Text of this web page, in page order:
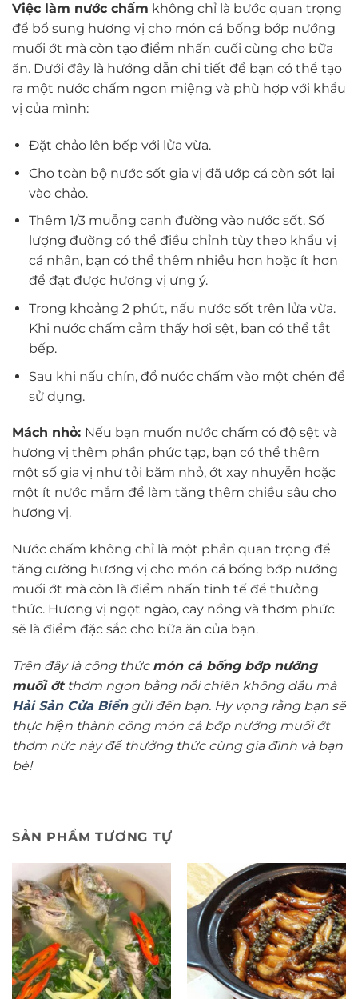
Việc làm nước chấm không chỉ là bước quan trọng
để bổ sung hương vị cho món cá bống bớp nướng
muối ớt mà còn tạo điểm nhấn cuối cùng cho bữa
ăn. Dưới đây là hướng dẫn chi tiết để bạn có thể tạo
ra một nước chấm ngon miệng và phù hợp với khẩu
vị của mình:
Đặt chảo lên bếp với lửa vừa.
Cho toàn bộ nước sốt gia vị đã ướp cá còn sót lại
vào chảo.
Thêm 1/3 muỗng canh đường vào nước sốt. Số
lượng đường có thể điều chỉnh tùy theo khẩu vị
cá nhân, bạn có thể thêm nhiều hơn hoặc ít hơn
để đạt được hương vị ưng ý.
Trong khoảng 2 phút, nấu nước sốt trên lửa vừa.
Khi nước chấm cảm thấy hơi sệt, bạn có thể tắt
bếp.
Sau khi nấu chín, đổ nước chấm vào một chén để
sử dụng.
Mách nhỏ: Nếu bạn muốn nước chấm có độ sệt và
hương vị thêm phần phức tạp, bạn có thể thêm
một số gia vị như tỏi băm nhỏ, ớt xay nhuyễn hoặc
một ít nước mắm để làm tăng thêm chiều sâu cho
hương vị.
Nước chấm không chỉ là một phần quan trọng để
tăng cường hương vị cho món cá bống bớp nướng
muối ớt mà còn là điểm nhấn tinh tế để thưởng
thức. Hương vị ngọt ngào, cay nồng và thơm phức
sẽ là điểm đặc sắc cho bữa ăn của bạn.
Trên đây là công thức món cá bống bớp nướng
muối ớtthơm ngon bằng nồi chiên không dầu mà
Hải Sản Cửa Biểngửi đến bạn. Hy vọng rằng bạn sẽ
thực hiện thành công món cá bớp nướng muối ớt
thơm nức này để thưởng thức cùng gia đình và bạn
bè!
SẢN PHẨM TƯƠNG TỰ